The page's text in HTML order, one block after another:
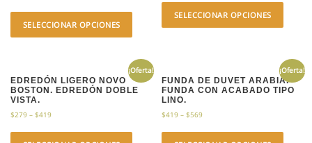
SELECCIONAR OPCIONES
SELECCIONAR OPCIONES
¡Oferta!
EDREDÓN LIGERO NOVO
BOSTON. EDREDÓN DOBLE
VISTA.
$279 – $419
¡Oferta!
FUNDA DE DUVET ARABIA.
FUNDA CON ACABADO TIPO
LINO.
$419 –$569